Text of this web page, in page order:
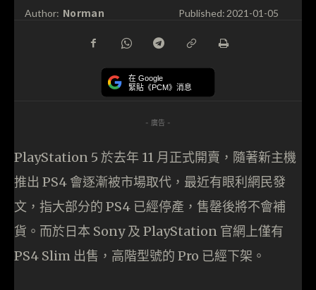
Author: Norman Published: 2021-01-05
在 Google
緊貼《PCM》消息
- 廣告 -
PlayStation 5 於去年 11 月正式開賣，隨著新主機
推出 PS4 會逐漸被市場取代，最近有眼利網民發
文，指大部分的 PS4 已經停產，售罄後將不會補
貨。而於日本 Sony 及 PlayStation 官網上僅有
PS4 Slim 出售，高階型號的 Pro 已經下架。